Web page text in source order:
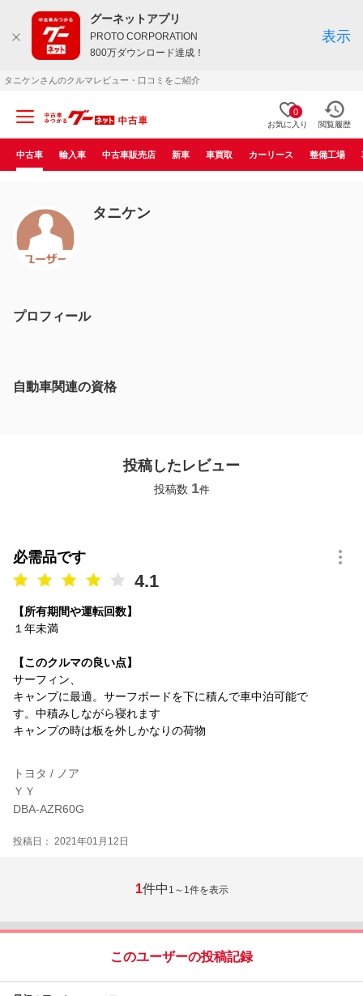
グーネットアプリ
PROTO CORPORATION
800万ダウンロード達成！
表示
タニケンさんのクルマレビュー・口コミをご紹介
0
お気に入り 閲覧履歴
中古車 輸入車 中古車販売店 新車 車買取 カーリース 整備工場
タニケン
プロフィール
自動車関連の資格
投稿したレビュー
投稿数 1件
必需品です
4.1
【所有期間や運転回数】
１年未満
【このクルマの良い点】
サーフィン、
キャンプに最適。サーフボードを下に積んで車中泊可能で
す。中積みしながら寝れます
キャンプの時は板を外しかなりの荷物
トヨタ / ノア
ＹＹ
DBA-AZR60G
投稿日： 2021年01月12日
1件中 1～1件を表示
このユーザーの投稿記録